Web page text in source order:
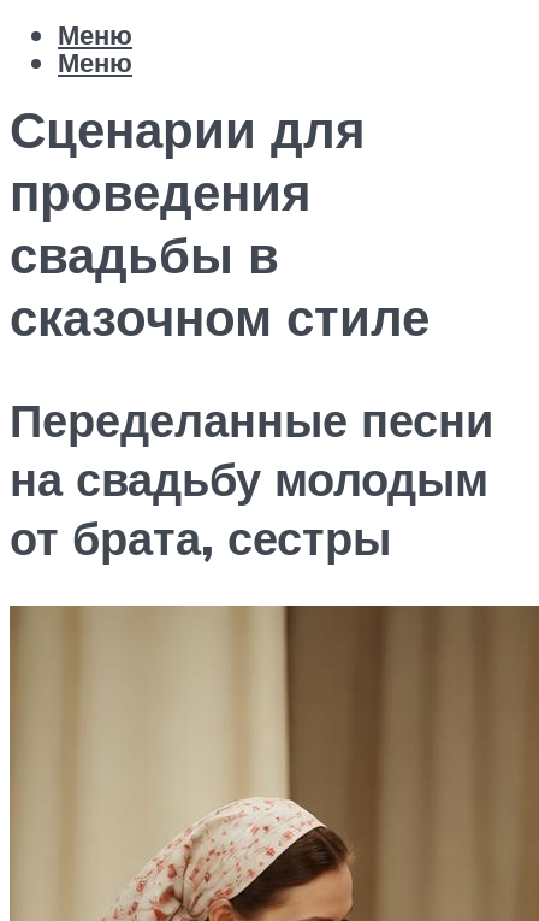
Меню
Меню
Сценарии для
проведения
свадьбы в
сказочном стиле
Переделанные песни
на свадьбу молодым
от брата, сестры